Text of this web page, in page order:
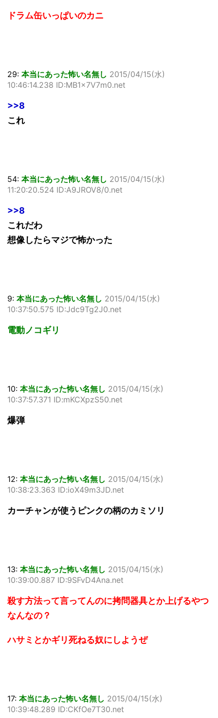
ドラム缶いっぱいのカニ
29: 本当にあった怖い名無し 2015/04/15(水)
10:46:14.238 ID:MB1x7V7m0.net
>>8
これ
54: 本当にあった怖い名無し 2015/04/15(水)
11:20:20.524 ID:A9JROV8/0.net
>>8
これだわ
想像したらマジで怖かった
9: 本当にあった怖い名無し 2015/04/15(水)
10:37:50.575 ID:Jdc9Tg2J0.net
電動ノコギリ
10: 本当にあった怖い名無し 2015/04/15(水)
10:37:57.371 ID:mKCXpzS50.net
爆弾
12: 本当にあった怖い名無し 2015/04/15(水)
10:38:23.363 ID:ioX49m3JD.net
カーチャンが使うピンクの柄のカミソリ
13: 本当にあった怖い名無し 2015/04/15(水)
10:39:00.887 ID:9SFvD4Ana.net
殺す方法って言ってんのに拷問器具とか上げるやつ
なんなの？
ハサミとかギリ死ねる奴にしようぜ
17: 本当にあった怖い名無し 2015/04/15(水)
10:39:48.289 ID:CKfOe7T30.net